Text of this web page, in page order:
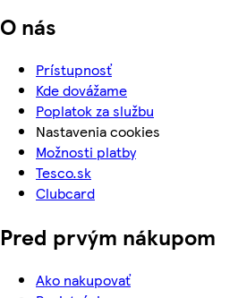
O nás
Prístupnosť
Kde dovážame
Poplatok za službu
Nastavenia cookies
Možnosti platby
Tesco.sk
Clubcard
Pred prvým nákupom
Ako nakupovať